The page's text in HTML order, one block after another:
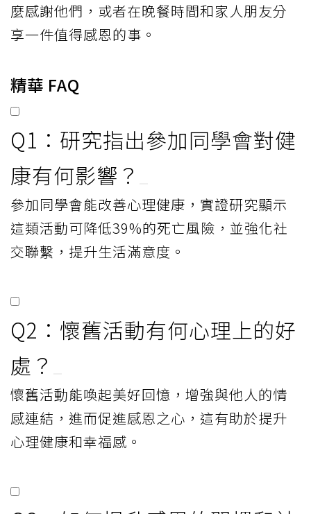
麼感謝他們，或者在晚餐時間和家人朋友分
享一件值得感恩的事。
精華 FAQ
Q1：研究指出參加同學會對健
康有何影響？
參加同學會能改善心理健康，實證研究顯示
這類活動可降低39%的死亡風險，並強化社
交聯繫，提升生活滿意度。
Q2：懷舊活動有何心理上的好
處？
懷舊活動能喚起美好回憶，增強與他人的情
感連結，進而促進感恩之心，這有助於提升
心理健康和幸福感。